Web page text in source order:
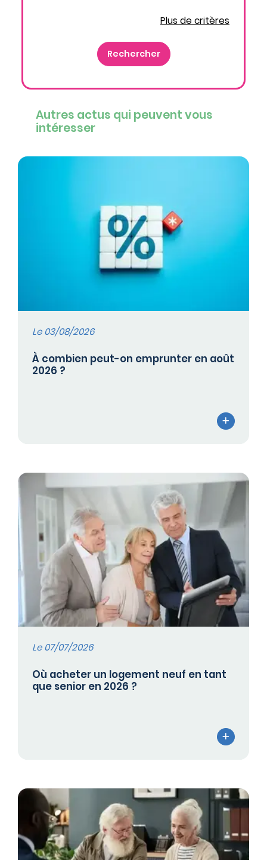
Plus de critères
Autres actus qui peuvent vous
intéresser
Le 03/08/2026
À combien peut-on emprunter en août
2026 ?
Le 07/07/2026
Où acheter un logement neuf en tant
que senior en 2026 ?